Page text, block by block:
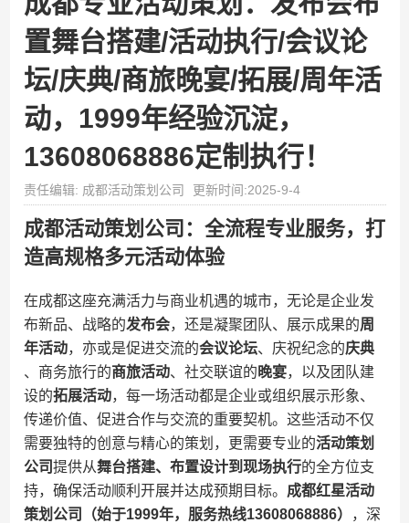
置舞台搭建/活动执行/会议论
坛/庆典/商旅晚宴/拓展/周年活
动，1999年经验沉淀，
13608068886定制执行！
责任编辑: 成都活动策划公司 更新时间:2025-9-4
成都活动策划公司：全流程专业服务，打
造高规格多元活动体验
在成都这座充满活力与商业机遇的城市，无论是企业发
布新品、战略的​​发布会​​，还是凝聚团队、展示成果的​​周
年活动​​，亦或是促进交流的​​会议论坛​​、庆祝纪念的​​庆典​​
、商务旅行的​​商旅活动​​、社交联谊的​ ​晚宴​​，以及团队建
设的​​拓展活动​​，每一场活动都是企业或组织展示形象、
传递价值、促进合作与交流的重要契机。这些活动不仅
需要独特的创意与精心的策划，更需要专业的​​活动策划
公司​​提供从​​舞台搭建、布置设计到现场执行​​的全方位支
持，确保活动顺利开展并达成预期目标。​ ​成都红星活动
策划公司（始于1999年，服务热线13608068886）​
​，深